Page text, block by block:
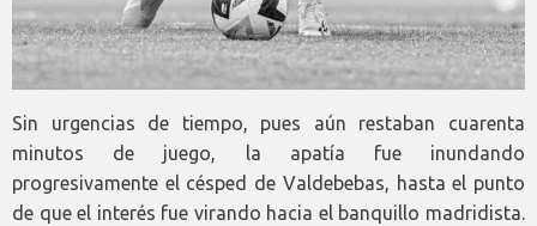
Sin urgencias de tiempo, pues aún restaban cuarenta
minutos de juego, la apatía fue inundando
progresivamente el césped de Valdebebas, hasta el punto
de que el interés fue virando hacia el banquillo madridista.